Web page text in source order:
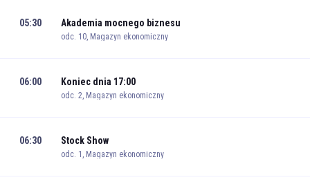
05:30 Akademia mocnego biznesu
odc. 10, Magazyn ekonomiczny
06:00 Koniec dnia 17:00
odc. 2, Magazyn ekonomiczny
06:30 Stock Show
odc. 1, Magazyn ekonomiczny